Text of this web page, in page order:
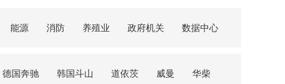
能源 消防 养殖业 政府机关 数据中心
德国奔驰 韩国斗山 道依茨 威曼 华柴